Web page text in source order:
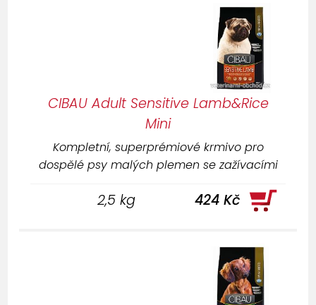
CIBAU Adult Sensitive Lamb&Rice
Mini
Kompletní, superprémiové krmivo pro
dospělé psy malých plemen se zažívacími
alergiemi.
2,5 kg 424 Kč